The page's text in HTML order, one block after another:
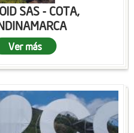
SAS - COTA,
Ver más